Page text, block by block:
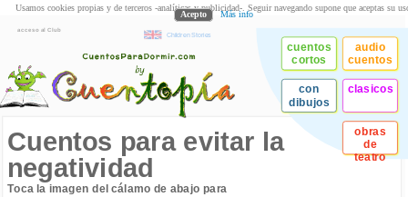
acceso al Club
Children Stories
cuentos
cortos
audio
cuentos
con
dibujos
clasicos
obras
de
teatro
Cuentos para evitar la
negatividad
Toca la imagen del cálamo de abajo para
Usamos cookies propias y de terceros -analíticas y publicidad-. Seguir navegando supone que aceptas su
Acepto Más info